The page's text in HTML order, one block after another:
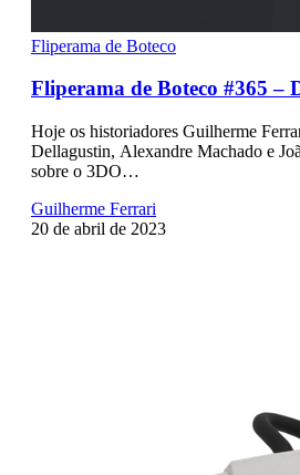
Fliperama de Boteco
Fliperama de Boteco #365 –
Hoje os historiadores Guilherme
Dellagustin, Alexandre Machado e
sobre o 3DO…
Guilherme Ferrari
20 de abril de 2023